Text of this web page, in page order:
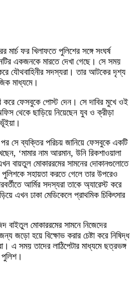
মার্চ ফর খিলাফতে পুলিশের সঙ্গে সংঘর্ষ
একজনকে মারতে দেখা গেছে। সে সময়
যৌথবাহিনীর সদস্যরা। তার আটকের দৃশ্য
মাধ্যমে।
করে ফেসবুকে পোস্ট দেন। সে দাবির মুখে ওই
থেকে ছাড়িয়ে নিয়েছেন যুব ও ক্রীড়া
সে ব্যক্তির পরিচয় জানিয়ে ফেসবুকে একটি
‘মামার নাম আরমান, উনি রিকশাওয়ালা
বায়তুল মোকাররমের সামনের দোকানগুলোতে
সহায়তা করতে গেলে তার উপরেও
আর্মির সদস্যরা তাকে অ্যারেস্ট করে
এখন ঢাকা মেডিকেলে প্রাথমিক চিকিৎসার
বাইতুল মোকাররমের সামনে নিজেদের
জড়ো হয়ে বিক্ষোভ করার চেষ্টা করে নিষিদ্ধ
এ সময় তাদের লাঠিপেটার মাধ্যমে ছত্রভঙ্গ
পুলিশ।